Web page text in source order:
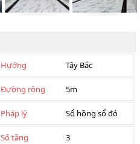
Hướng Tây Bắc
Đường rộng 5m
Pháp lý Sổ hồng sổ đỏ
Số tầng 3